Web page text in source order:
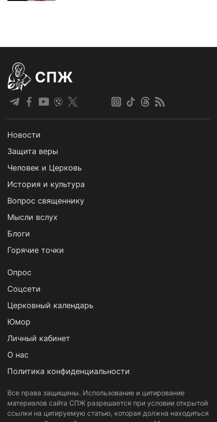
СПЖ
Новости
Защита веры
Человек и Церковь
История и культура
Вопрос священнику
Мысли вслух
Блоги
Горячие точки
Опрос
Cоцсети
Церковный календарь
Юмор
Личный кабинет
О нас
Политика конфиденциальности
Все права защищены. Использование и цитирование
материалов сайта СПЖ разрешается при условии открытой
ссылки на цитируемую статью, которая должна находиться